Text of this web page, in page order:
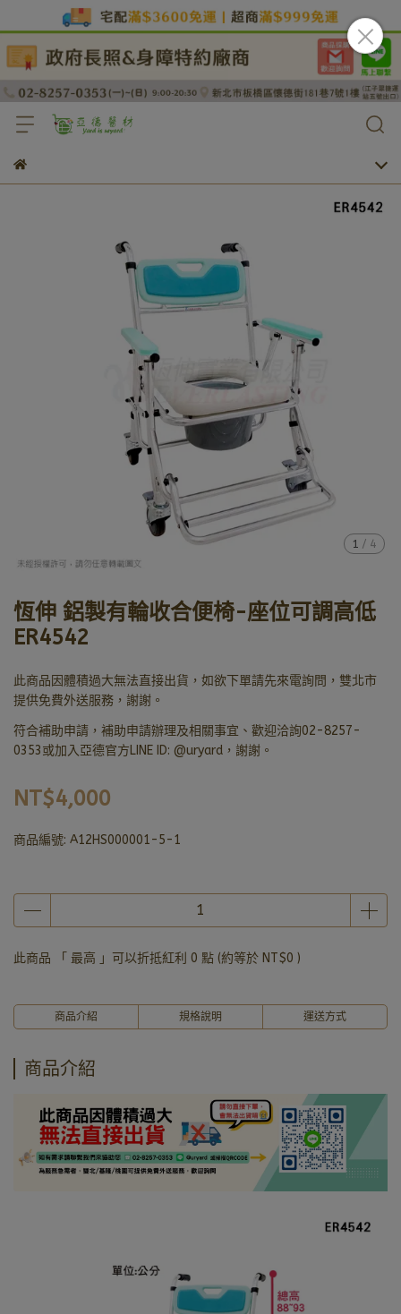
1 / 4
恆伸 鋁製有輪收合便椅-座位可調高低
ER4542
此商品因體積過大無法直接出貨，如欲下單請先來電詢問，雙北市
提供免費外送服務，謝謝。
符合補助申請，補助申請辦理及相關事宜、歡迎洽詢02-8257-
0353或加入亞德官方LINE ID: @uryard，謝謝。
NT$4,000
商品編號: A12HS000001-5-1
此商品 「 最高 」可以折抵紅利 0 點 (約等於 NT$0 )
商品介紹 規格說明 運送方式
商品介紹